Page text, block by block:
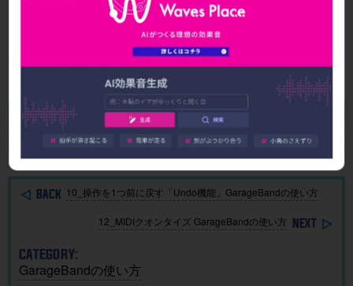
かる！｜
に生成AI
を取り入
れる基本
ガイド
New! 2026/08/02
【お知ら
せ】J-PO
P歴代ヒッ
ト曲を “D
TM分
析”する公
開収録イ
ベント開
催
2026/07/31
著作権ク
リアなAI
作曲アプ
リ「SOU
Grid」｜M
ac・iOSで
BGMを簡
単に作
成！
2026/07/24
ス！新機
能＆改善
点まとめ
2026/07/19
送信
10_操作を1つ前に戻す「Undo機能」GarageBandの使い方
12_MIDIクオンタイズ GarageBandの使い方
CATEGORY:
GarageBandの使い方